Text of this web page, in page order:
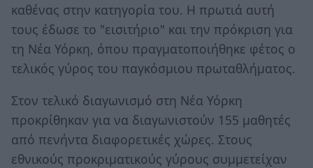
καθένας στην κατηγορία του. Η πρωτιά αυτή
τους έδωσε το "εισιτήριο" και την πρόκριση για
τη Νέα Υόρκη, όπου πραγματοποιήθηκε φέτος ο
τελικός γύρος του παγκόσμιου πρωταθλήματος.
Στον τελικό διαγωνισμό στη Νέα Υόρκη
προκρίθηκαν για να διαγωνιστούν 155 μαθητές
από πενήντα διαφορετικές χώρες. Στους
εθνικούς προκριματικούς γύρους συμμετείχαν